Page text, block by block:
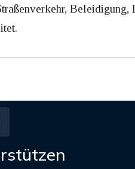
Beleidigung,